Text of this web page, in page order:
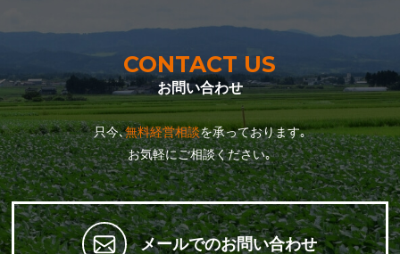
CONTACT US
お問い合わせ
只今､無料経営相談を承っております｡
お気軽にご相談ください｡
メールでのお問い合わせ